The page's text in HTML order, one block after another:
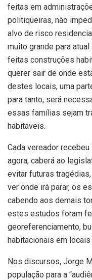
feitas em
politiqueiras, não
alvo de risco
muito grande para
feitas construções
querer sair de onde
destes locais, uma
para tanto, será
essas famílias sejam
habitáveis.
Cada vereador
agora, caberá ao
evitar futuras
ver onde irá parar, os
cabendo aos demais
estes estudos foram
georeferenciamento,
habitacionais em
Nos discursos, Jorge
população para a